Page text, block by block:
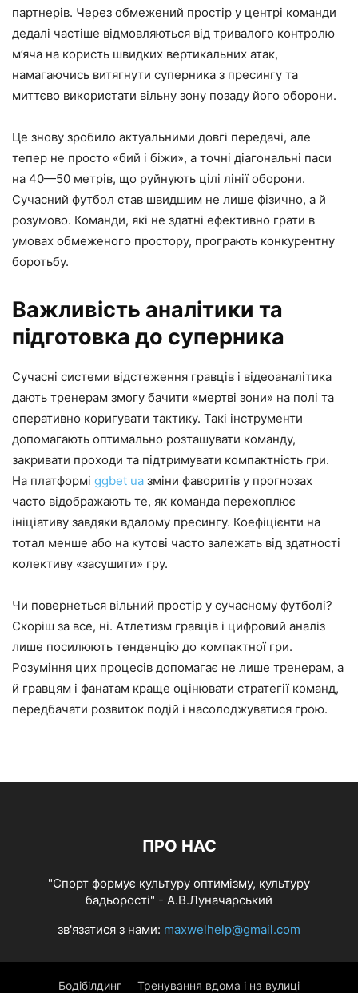
партнерів. Через обмежений простір у центрі команди
дедалі частіше відмовляються від тривалого контролю
м’яча на користь швидких вертикальних атак,
намагаючись витягнути суперника з пресингу та
миттєво використати вільну зону позаду його оборони.
Це знову зробило актуальними довгі передачі, але
тепер не просто «бий і біжи», а точні діагональні паси
на 40—50 метрів, що руйнують цілі лінії оборони.
Сучасний футбол став швидшим не лише фізично, а й
розумово. Команди, які не здатні ефективно грати в
умовах обмеженого простору, програють конкурентну
боротьбу.
Важливість аналітики та
підготовка до суперника
Сучасні системи відстеження гравців і відеоаналітика
дають тренерам змогу бачити «мертві зони» на полі та
оперативно коригувати тактику. Такі інструменти
допомагають оптимально розташувати команду,
закривати проходи та підтримувати компактність гри.
На платформі ggbet ua зміни фаворитів у прогнозах
часто відображають те, як команда перехоплює
ініціативу завдяки вдалому пресингу. Коефіцієнти на
тотал менше або на кутові часто залежать від здатності
колективу «засушити» гру.
Чи повернеться вільний простір у сучасному футболі?
Скоріш за все, ні. Атлетизм гравців і цифровий аналіз
лише посилюють тенденцію до компактної гри.
Розуміння цих процесів допомагає не лише тренерам, а
й гравцям і фанатам краще оцінювати стратегії команд,
передбачати розвиток подій і насолоджуватися грою.
ПРО НАС
"Спорт формує культуру оптимізму, культуру
бадьорості" - А.В.Луначарський
зв'язатися з нами: maxwelhelp@gmail.com
Бодібілдинг Тренування вдома і на вулиці